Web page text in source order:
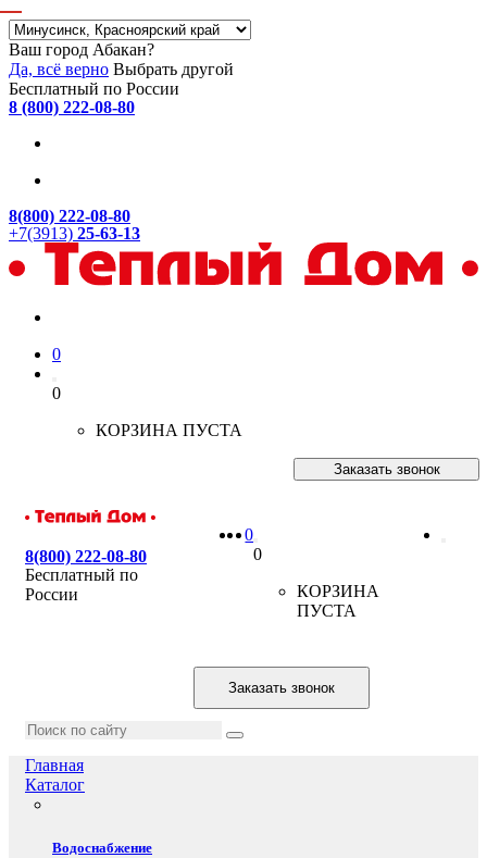
Ваш город Абакан?
Да, всё верно Выбрать другой
Бесплатный по России
8 (800) 222-08-80
8(800) 222-08-80
+7(3913) 25-63-13
0
0
КОРЗИНА ПУСТА
Заказать звонок
8(800) 222-08-80
Бесплатный по
России
0
0
КОРЗИНА
ПУСТА
Заказать звонок
Главная
Каталог
Водоснабжение